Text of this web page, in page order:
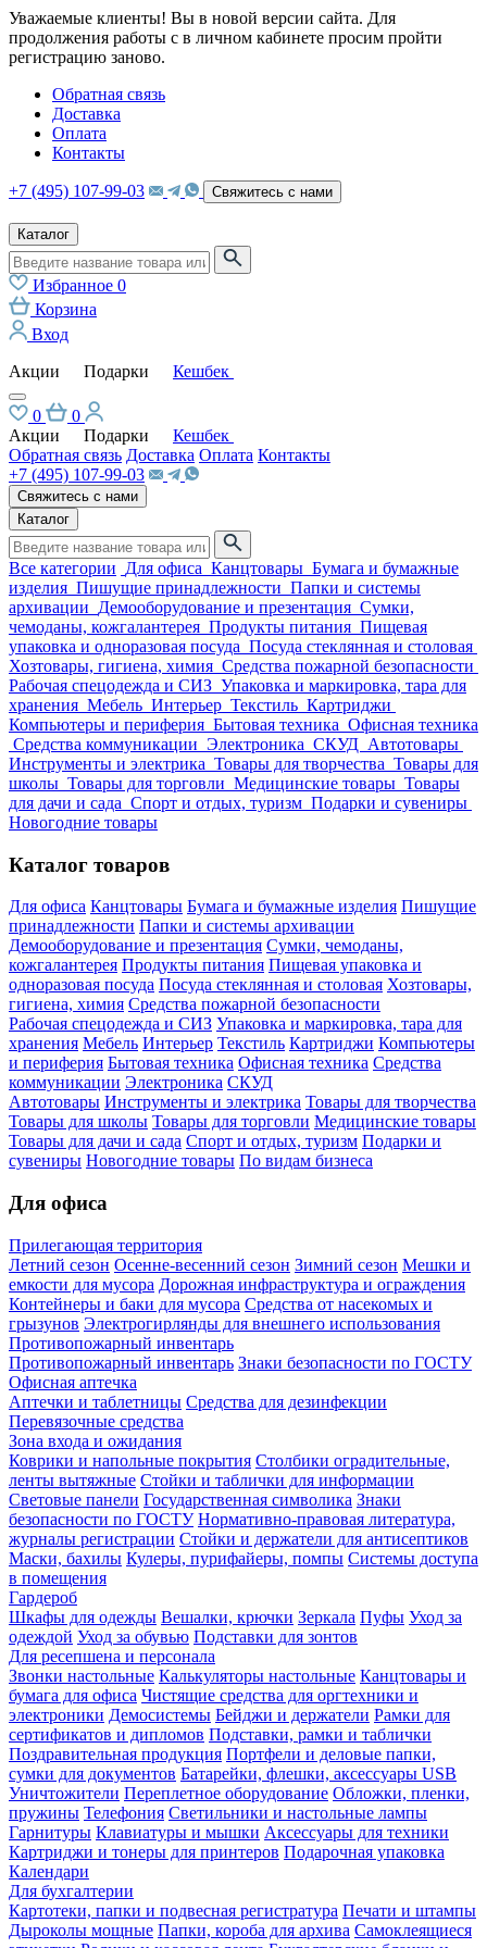
Уважаемые клиенты! Вы в новой версии сайта. Для
продолжения работы с в личном кабинете просим пройти
регистрацию заново.
Обратная связь
Доставка
Оплата
Контакты
+7 (495) 107-99-03 Свяжитесь с нами
Каталог
Избранное 0
Корзина
Вход
Акции
Подарки Кешбек
0
0
Акции
Подарки
Кешбек
Обратная связь Доставка Оплата Контакты
+7 (495) 107-99-03
Свяжитесь с нами
Каталог
Все категории Для офиса Канцтовары Бумага и бумажные
изделия Пишущие принадлежности Папки и системы
архивации Демооборудование и презентация Сумки,
чемоданы, кожгалантерея Продукты питания Пищевая
упаковка и одноразовая посуда Посуда стеклянная и столовая
Хозтовары, гигиена, химия Средства пожарной безопасности
Рабочая спецодежда и СИЗ Упаковка и маркировка, тара для
хранения Мебель Интерьер Текстиль Картриджи
Компьютеры и периферия Бытовая техника Офисная техника
Средства коммуникации Электроника СКУД Автотовары
Инструменты и электрика Товары для творчества Товары для
школы Товары для торговли Медицинские товары Товары
для дачи и сада Спорт и отдых, туризм Подарки и сувениры
Новогодние товары
Каталог товаров
Для офиса Канцтовары Бумага и бумажные изделия Пишущие
принадлежности Папки и системы архивации
Демооборудование и презентация Сумки, чемоданы,
кожгалантерея Продукты питания Пищевая упаковка и
одноразовая посуда Посуда стеклянная и столовая Хозтовары,
гигиена, химия Средства пожарной безопасности
Рабочая спецодежда и СИЗ Упаковка и маркировка, тара для
хранения Мебель Интерьер Текстиль Картриджи Компьютеры
и периферия Бытовая техника Офисная техника Средства
коммуникации Электроника СКУД
Автотовары Инструменты и электрика Товары для творчества
Товары для школы Товары для торговли Медицинские товары
Товары для дачи и сада Спорт и отдых, туризм Подарки и
сувениры Новогодние товары По видам бизнеса
Для офиса
Прилегающая территория
Летний сезон Осенне-весенний сезон Зимний сезон Мешки и
емкости для мусора Дорожная инфраструктура и ограждения
Контейнеры и баки для мусора Средства от насекомых и
грызунов Электрогирлянды для внешнего использования
Противопожарный инвентарь
Противопожарный инвентарь Знаки безопасности по ГОСТУ
Офисная аптечка
Аптечки и таблетницы Средства для дезинфекции
Перевязочные средства
Зона входа и ожидания
Коврики и напольные покрытия Столбики оградительные,
ленты вытяжные Стойки и таблички для информации
Световые панели Государственная символика Знаки
безопасности по ГОСТУ Нормативно-правовая литература,
журналы регистрации Стойки и держатели для антисептиков
Маски, бахилы Кулеры, пурифайеры, помпы Системы доступа
в помещения
Гардероб
Шкафы для одежды Вешалки, крючки Зеркала Пуфы Уход за
одеждой Уход за обувью Подставки для зонтов
Для ресепшена и персонала
Звонки настольные Калькуляторы настольные Канцтовары и
бумага для офиса Чистящие средства для оргтехники и
электроники Демосистемы Бейджи и держатели Рамки для
сертификатов и дипломов Подставки, рамки и таблички
Поздравительная продукция Портфели и деловые папки,
сумки для документов Батарейки, флешки, аксессуары USB
Уничтожители Переплетное оборудование Обложки, пленки,
пружины Телефония Светильники и настольные лампы
Гарнитуры Клавиатуры и мышки Аксессуары для техники
Картриджи и тонеры для принтеров Подарочная упаковка
Календари
Для бухгалтерии
Картотеки, папки и подвесная регистратура Печати и штампы
Дыроколы мощные Папки, короба для архива Самоклеящиеся